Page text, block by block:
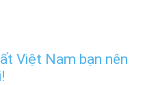
Việt Nam bạn nên